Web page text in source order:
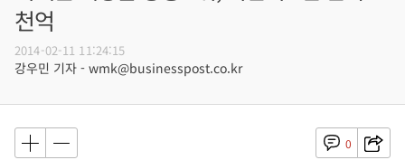
천억
2014-02-11 11:24:15
강우민 기자 - wmk@businesspost.co.kr
0